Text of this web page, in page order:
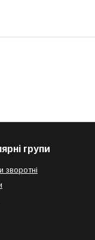
групи
зворотні